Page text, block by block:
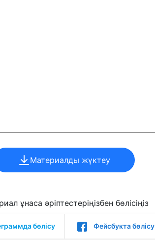
Материалды жүктеу
ұнаса әріптестеріңізбен бөлісіңіз
бөлісу Фейсбукта бөлісу